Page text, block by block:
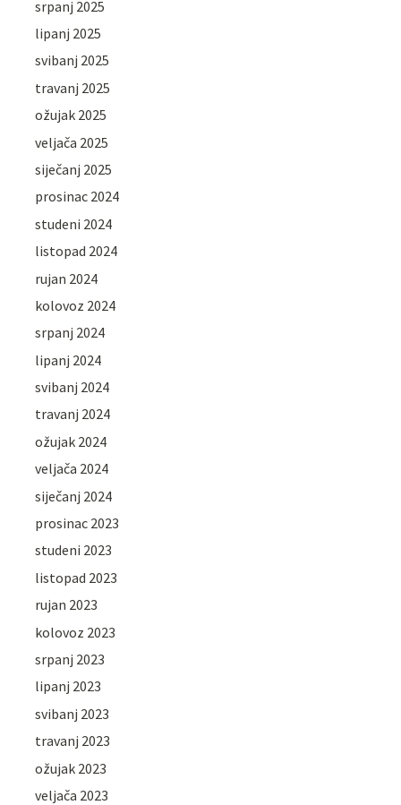
srpanj 2025
lipanj 2025
svibanj 2025
travanj 2025
ožujak 2025
veljača 2025
siječanj 2025
prosinac 2024
studeni 2024
listopad 2024
rujan 2024
kolovoz 2024
srpanj 2024
lipanj 2024
svibanj 2024
travanj 2024
ožujak 2024
veljača 2024
siječanj 2024
prosinac 2023
studeni 2023
listopad 2023
rujan 2023
kolovoz 2023
srpanj 2023
lipanj 2023
svibanj 2023
travanj 2023
ožujak 2023
veljača 2023